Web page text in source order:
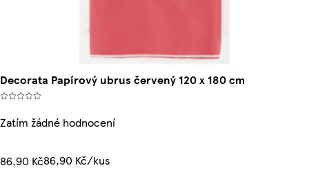
Decorata Papírový ubrus červený 120 x 180 cm
Zatím žádné hodnocení
86,90 Kč86,90 Kč/kus